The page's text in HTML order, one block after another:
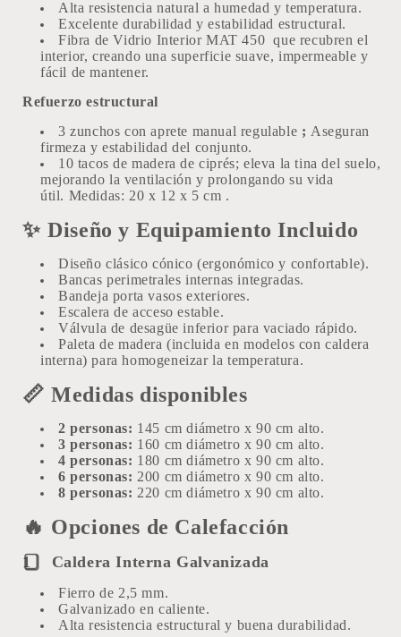
Alta resistencia natural a humedad y temperatura.
Excelente durabilidad y estabilidad estructural.
Fibra de Vidrio Interior MAT 450 que recubren el
interior, creando una superficie suave, impermeable y
fácil de mantener.
Refuerzo estructural
3 zunchos con aprete manual regulable ; Aseguran
firmeza y estabilidad del conjunto.
10 tacos de madera de ciprés; eleva la tina del suelo,
mejorando la ventilación y prolongando su vida
útil. Medidas: 20 x 12 x 5 cm .
✨Diseño y Equipamiento Incluido
Diseño clásico cónico (ergonómico y confortable).
Bancas perimetrales internas integradas.
Bandeja porta vasos exteriores.
Escalera de acceso estable.
Válvula de desagüe inferior para vaciado rápido.
Paleta de madera (incluida en modelos con caldera
interna) para homogeneizar la temperatura.
📏Medidas disponibles
2 personas: 145 cm diámetro x 90 cm alto.
3 personas: 160 cm diámetro x 90 cm alto.
4 personas: 180 cm diámetro x 90 cm alto.
6 personas: 200 cm diámetro x 90 cm alto.
8 personas: 220 cm diámetro x 90 cm alto.
🔥 Opciones de Calefacción
1️ Caldera Interna Galvanizada
Fierro de 2,5 mm.
Galvanizado en caliente.
Alta resistencia estructural y buena durabilidad.